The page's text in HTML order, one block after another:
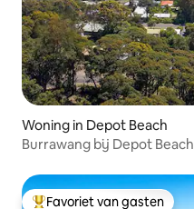
Woning in Depot Beach
Burrawang bij Depot Beach
Favoriet van gasten